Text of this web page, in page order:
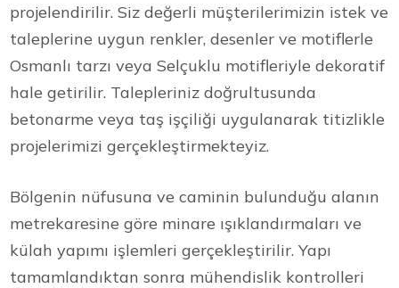
projelendirilir. Siz değerli müşterilerimizin istek ve
taleplerine uygun renkler, desenler ve motiflerle
Osmanlı tarzı veya Selçuklu motifleriyle dekoratif
hale getirilir. Talepleriniz doğrultusunda
betonarme veya taş işçiliği uygulanarak titizlikle
projelerimizi gerçekleştirmekteyiz.
Bölgenin nüfusuna ve caminin bulunduğu alanın
metrekaresine göre minare ışıklandırmaları ve
külah yapımı işlemleri gerçekleştirilir. Yapı
tamamlandıktan sonra mühendislik kontrolleri